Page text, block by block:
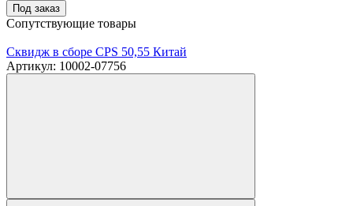
Под заказ
Сопутствующие товары
Сквидж в сборе CPS 50,55 Китай
Артикул: 10002-07756